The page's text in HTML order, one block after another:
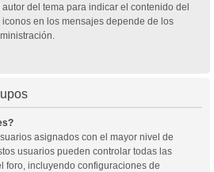
del tema para indicar el contenido del
en los mensajes depende de los
asignados con el mayor nivel de
usuarios pueden controlar todas las
foro, incluyendo configuraciones de